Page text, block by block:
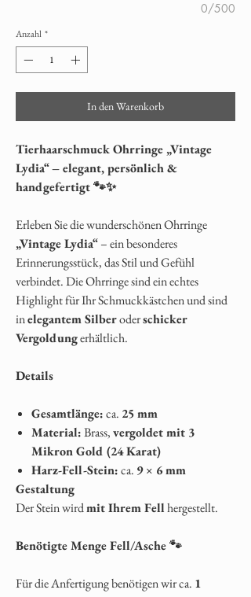
0/500
Anzahl *
In den Warenkorb
Tierhaarschmuck Ohrringe „Vintage
Lydia“ – elegant, persönlich &
handgefertigt 🐾✨
Erleben Sie die wunderschönen Ohrringe
„Vintage Lydia“– ein besonderes
Erinnerungsstück, das Stil und Gefühl
verbindet. Die Ohrringe sind ein echtes
Highlight für Ihr Schmuckkästchen und sind
inelegantem Silberoderschicker
Vergoldungerhältlich.
Details
Gesamtlänge:ca. 25 mm
Material:Brass,vergoldet mit 3
Mikron Gold (24 Karat)
Harz-Fell-Stein:ca. 9 × 6 mm
Gestaltung
Der Stein wirdmit Ihrem Fellhergestellt.
Benötigte Menge Fell/Asche 🐾
Für die Anfertigung benötigen wir ca. 1